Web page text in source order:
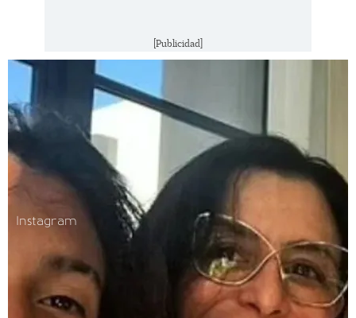
[Publicidad]
Instagram